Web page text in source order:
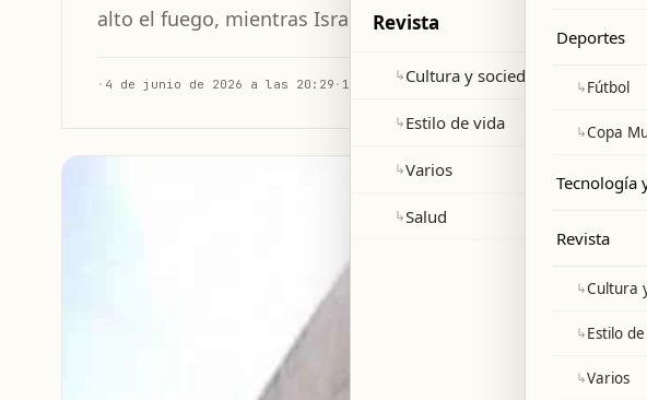
alto el fuego, mientras Israel sigue sus agresiones en
· 4 de junio de 2026 a las 20:29 · 1 min de lectura
Revista
↳Cultura y sociedad
↳Estilo de vida
↳Varios
↳Salud
Deportes
↳Fútbol
↳Copa
Tecnología
Revista
↳Cultura
↳Estilo
↳Varios